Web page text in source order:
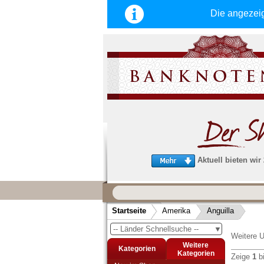
Die
Aktuell bieten wir
schnellen, sicheren und
Service
Schneller und sicherer Versand-
Bestellungen werktags bis 14:00 Uhr,
noch am selben Tag verschickt
(Versand mit DHL oder Deutsche Post)
Startseite Amerika Anguilla
▼
-- Länder Schnellsuche --
Kategorien
Weitere
Kategorien
Weitere
Zeige 1